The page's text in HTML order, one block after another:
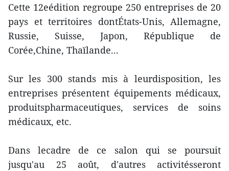
Cette 12eédition regroupe 250 entreprises de 20
pays et territoires dontÉtats-Unis, Allemagne,
Russie, Suisse, Japon, République de
Corée,Chine, Thaïlande...
Sur les 300 stands mis à leurdisposition, les
entreprises présentent équipements médicaux,
produitspharmaceutiques, services de soins
médicaux, etc.
Dans lecadre de ce salon qui se poursuit
jusqu'au 25 août, d'autres activitésseront